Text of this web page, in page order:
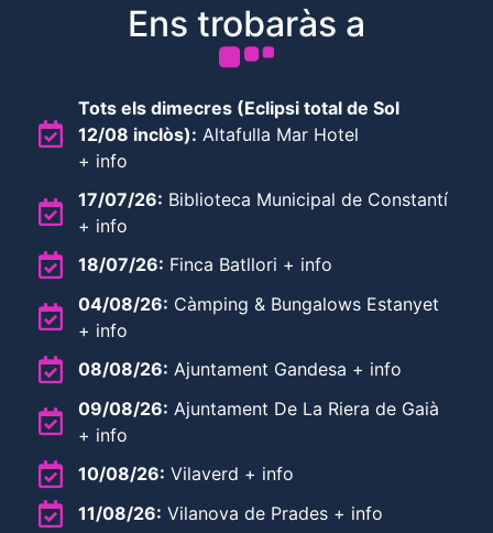
Ens trobaràs a
Tots els dimecres (Eclipsi total de Sol
12/08 inclòs): Altafulla Mar Hotel
+ info
17/07/26: Biblioteca Municipal de Constantí
+ info
18/07/26: Finca Batllori + info
04/08/26: Càmping & Bungalows Estanyet
+ info
08/08/26: Ajuntament Gandesa + info
09/08/26: Ajuntament De La Riera de Gaià
+ info
10/08/26: Vilaverd + info
11/08/26: Vilanova de Prades + info